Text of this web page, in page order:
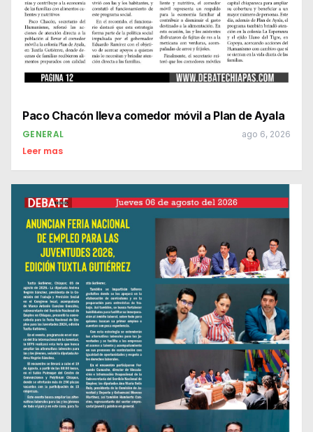
Paco Chacón lleva comedor móvil a Plan de Ayala
GENERAL ago 6, 2026
Leer mas